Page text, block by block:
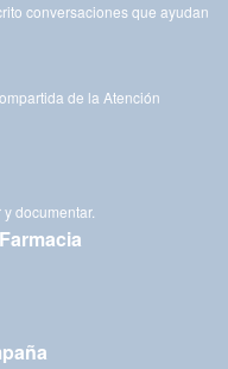
conversaciones que ayudan
de la Atención
documentar.